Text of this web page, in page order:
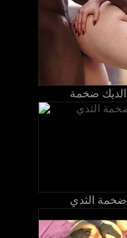
الديك ضخمة
ضخمة الثدي